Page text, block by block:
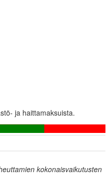
ja haittamaksuista.
kokonaisvaikutusten